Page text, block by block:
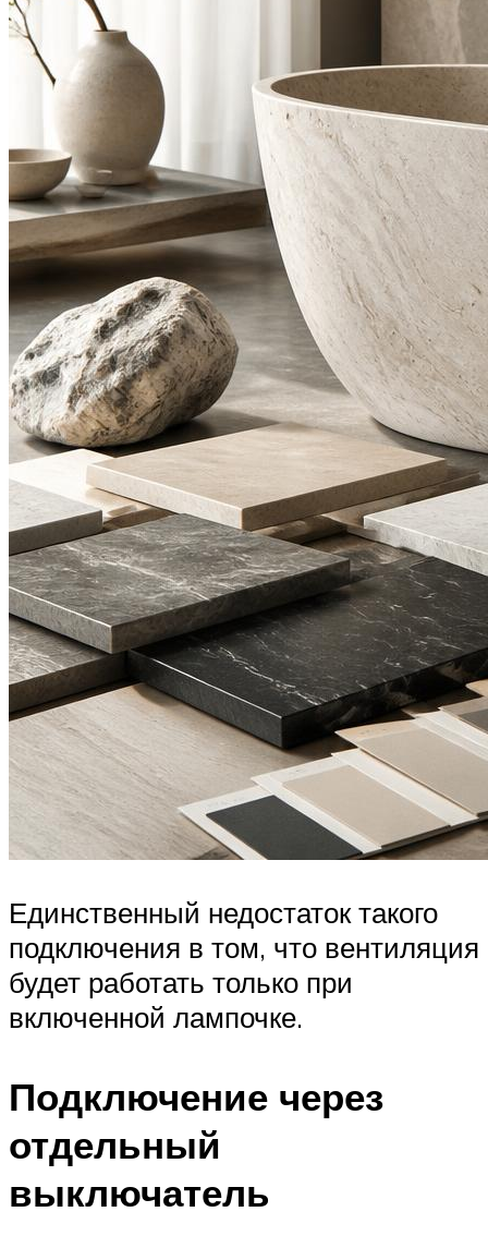
Единственный недостаток такого
подключения в том, что вентиляция
будет работать только при
включенной лампочке.
Подключение через
отдельный
выключатель